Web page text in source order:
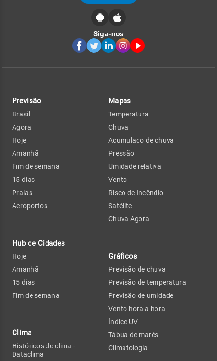
Siga-nos
Previsão
Brasil
Agora
Hoje
Amanhã
Fim de semana
15 dias
Praias
Aeroportos
Hub de Cidades
Hoje
Amanhã
15 dias
Fim de semana
Clima
Históricos de clima -
Dataclima
Mapas
Temperatura
Chuva
Acumulado de chuva
Pressão
Umidade relativa
Vento
Risco de Incêndio
Satélite
Chuva Agora
Gráficos
Previsão de chuva
Previsão de temperatura
Previsão de umidade
Vento hora a hora
Índice UV
Tábua de marés
Climatologia